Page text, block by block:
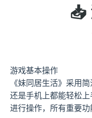
📥
游戏基本操作
《妹同居生活》采用
还是手机上都能轻松
进行操作，所有重要功